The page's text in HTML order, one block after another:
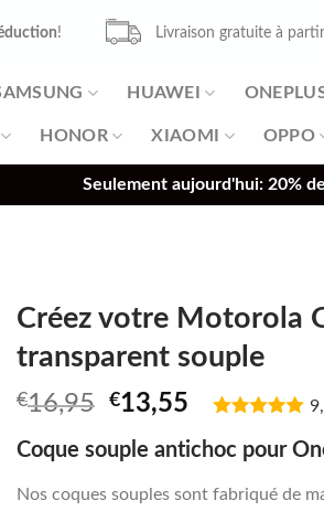
! Livraison gratuite à
HUAWEI
HONOR XIAOMI OPPO
Seulement aujourd'hui: 20%
Créez votre Motorola
transparent souple
€16,95 Original
was:
€16,95.
€13,55 Current
is:
€13,55.
Coque souple antichoc pour
Nos coques souples sont fabriqué de